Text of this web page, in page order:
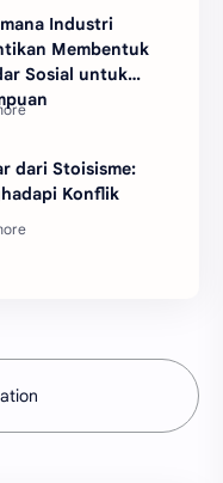
Industri
Membentuk
Sosial untuk
dari Stoisisme:
Konflik